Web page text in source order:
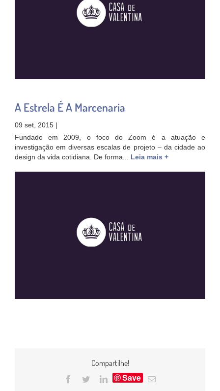
A Estrela É A Marcenaria
09 set, 2015 |
Fundado em 2009, o foco do Zoom é a atuação e
investigação em diversas escalas de projeto – da cidade ao
design da vida cotidiana. De forma...
Leia mais +
Compartilhe!
Facebook
TwitterLinkedIn
Save
E-